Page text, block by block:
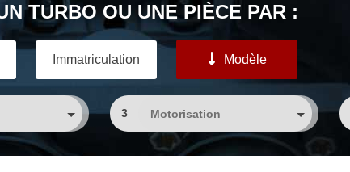
TURBO OU UNE PIÈCE PAR :
Immatriculation Modèle
3